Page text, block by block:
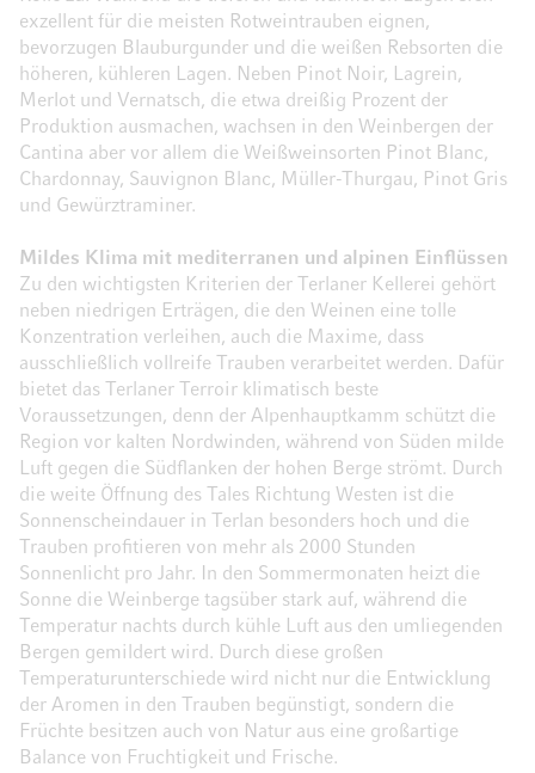
exzellent für die meisten Rotweintrauben eignen,
bevorzugen Blauburgunder und die weißen Rebsorten die
höheren, kühleren Lagen. Neben Pinot Noir, Lagrein,
Merlot und Vernatsch, die etwa dreißig Prozent der
Produktion ausmachen, wachsen in den Weinbergen der
Cantina aber vor allem die Weißweinsorten Pinot Blanc,
Chardonnay, Sauvignon Blanc, Müller-Thurgau, Pinot Gris
und Gewürztraminer.
Mildes Klima mit mediterranen und alpinen Einflüssen
Zu den wichtigsten Kriterien der Terlaner Kellerei gehört
neben niedrigen Erträgen, die den Weinen eine tolle
Konzentration verleihen, auch die Maxime, dass
ausschließlich vollreife Trauben verarbeitet werden. Dafür
bietet das Terlaner Terroir klimatisch beste
Voraussetzungen, denn der Alpenhauptkamm schützt die
Region vor kalten Nordwinden, während von Süden milde
Luft gegen die Südflanken der hohen Berge strömt. Durch
die weite Öffnung des Tales Richtung Westen ist die
Sonnenscheindauer in Terlan besonders hoch und die
Trauben profitieren von mehr als 2000 Stunden
Sonnenlicht pro Jahr. In den Sommermonaten heizt die
Sonne die Weinberge tagsüber stark auf, während die
Temperatur nachts durch kühle Luft aus den umliegenden
Bergen gemildert wird. Durch diese großen
Temperaturunterschiede wird nicht nur die Entwicklung
der Aromen in den Trauben begünstigt, sondern die
Früchte besitzen auch von Natur aus eine großartige
Balance von Fruchtigkeit und Frische.